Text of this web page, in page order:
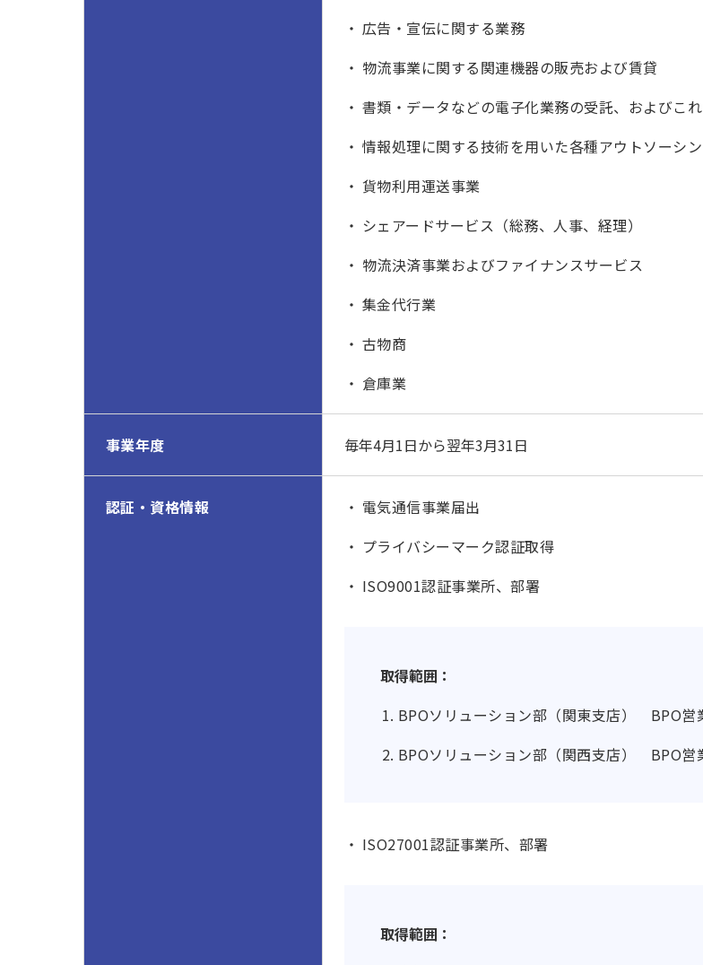
広告・宣伝に関する業務
物流事業に関する関連機器の販売および賃貸
書類・データなどの電子化業務の受託、およびこ
情報処理に関する技術を用いた各種アウトソーシ
貨物利用運送事業
シェアードサービス（総務、人事、経理）
物流決済事業およびファイナンスサービス
集金代行業
古物商
倉庫業
事業年度 毎年4月1日から翌年3月31日
認証・資格情報
電気通信事業届出
プライバシーマーク認証取得
ISO9001認証事業所、部署
取得範囲：
BPOソリューション部（関東支店） BPO営
BPOソリューション部（関西支店） BPO営
ISO27001認証事業所、部署
取得範囲：